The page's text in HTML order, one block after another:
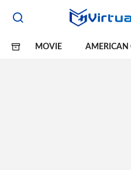
MOVIE AMERICAN